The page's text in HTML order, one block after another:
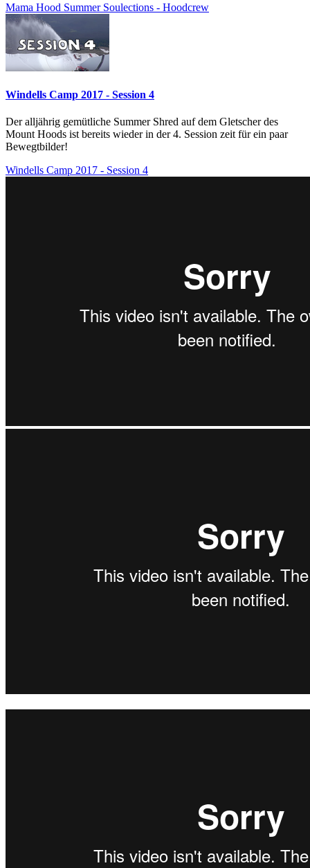
Mama Hood Summer Soulections - Hoodcrew
Windells Camp 2017 - Session 4
Der alljährig gemütliche Summer Shred auf dem Gletscher des
Mount Hoods ist bereits wieder in der 4. Session zeit für ein paar
Bewegtbilder!
Windells Camp 2017 - Session 4